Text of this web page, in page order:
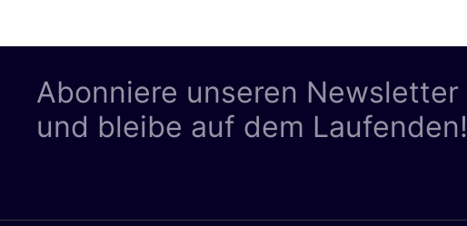
Abonniere unseren Newsletter
und bleibe auf dem Laufenden!